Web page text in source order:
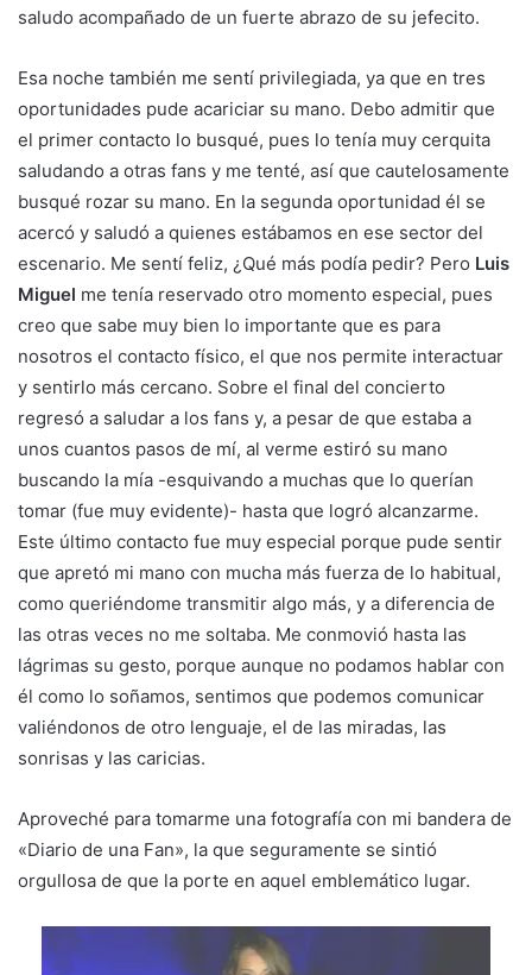
saludo acompañado de un fuerte abrazo de su jefecito.
Esa noche también me sentí privilegiada, ya que en tres
oportunidades pude acariciar su mano. Debo admitir que
el primer contacto lo busqué, pues lo tenía muy cerquita
saludando a otras fans y me tenté, así que cautelosamente
busqué rozar su mano. En la segunda oportunidad él se
acercó y saludó a quienes estábamos en ese sector del
escenario. Me sentí feliz, ¿Qué más podía pedir? Pero Luis
Miguel me tenía reservado otro momento especial, pues
creo que sabe muy bien lo importante que es para
nosotros el contacto físico, el que nos permite interactuar
y sentirlo más cercano. Sobre el final del concierto
regresó a saludar a los fans y, a pesar de que estaba a
unos cuantos pasos de mí, al verme estiró su mano
buscando la mía -esquivando a muchas que lo querían
tomar (fue muy evidente)- hasta que logró alcanzarme.
Este último contacto fue muy especial porque pude sentir
que apretó mi mano con mucha más fuerza de lo habitual,
como queriéndome transmitir algo más, y a diferencia de
las otras veces no me soltaba. Me conmovió hasta las
lágrimas su gesto, porque aunque no podamos hablar con
él como lo soñamos, sentimos que podemos comunicar
valiéndonos de otro lenguaje, el de las miradas, las
sonrisas y las caricias.
Aproveché para tomarme una fotografía con mi bandera de
«Diario de una Fan», la que seguramente se sintió
orgullosa de que la porte en aquel emblemático lugar.